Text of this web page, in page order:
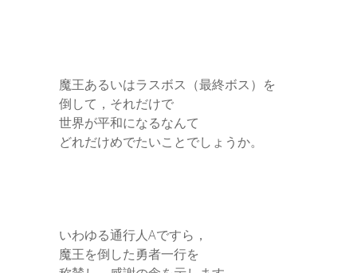
魔王あるいはラスボス（最終ボス）を
倒して，それだけで
世界が平和になるなんて
どれだけめでたいことでしょうか。
いわゆる通行人Aですら，
魔王を倒した勇者一行を